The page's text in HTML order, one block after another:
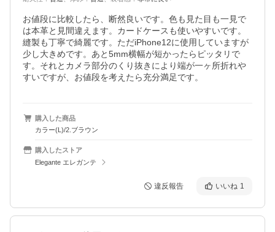
お値段に比較したら、断然良いです。色も見た目も一見で
は本革と見間違えます。カードケースも使いやすいです。
縫製も丁寧で綺麗です。ただiPhone12に使用していますが
少し大きめです。あと5mm横幅が短かったらピッタリで
す。それとカメラ部分のくり抜きにより端が一ヶ所折れや
購入した商品
カラー(L)/2.ブラウン
購入したストア
Elegante エレガンテ
違反報告 いいね 1